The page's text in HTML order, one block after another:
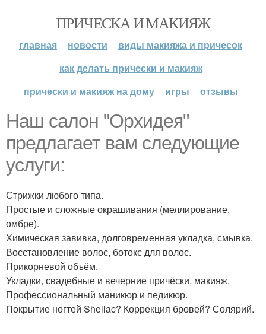
ПРИЧЕСКА И МАКИЯЖ
главная новости
виды макияжа и причесок
как делать прически и макияж
прически и макияж на дому
игры отзывы
Наш салон "Орхидея"
предлагает вам следующие
услуги:
Стрижки любого типа.
Простые и сложные окрашивания (меллирование,
омбре).
Химическая завивка, долговременная укладка, смывка.
Восстановление волос, ботокс для волос.
Прикорневой объём.
Укладки, свадебные и вечерние причёски, макияж.
Профессиональный маникюр и педикюр.
Покрытие ногтей Shellac? Коррекция бровей? Солярий.